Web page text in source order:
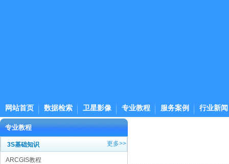
网站首页 数据检索 卫星影像 专业教程 服务案例 行业新闻
专业教程
3S基础知识 更多>>
ARCGIS教程